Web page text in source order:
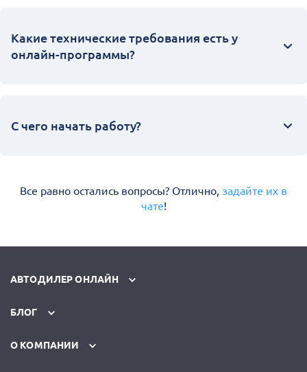
Какие технические требования есть у
онлайн-программы?
С чего начать работу?
Все равно остались вопросы? Отлично, задайте их в
чате!
АВТОДИЛЕР ОНЛАЙН
БЛОГ
О КОМПАНИИ